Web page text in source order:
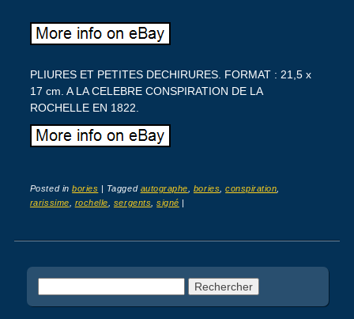
PLIURES ET PETITES DECHIRURES. FORMAT : 21,5 x
17 cm. A LA CELEBRE CONSPIRATION DE LA
ROCHELLE EN 1822.
Posted inbories | Tagged autographe bories ,conspiration
rarissime
rochelle sergents ,signé |
Post navigation